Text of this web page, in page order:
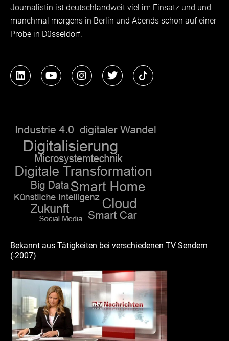
Journalistin ist deutschlandweit viel im Einsatz und und
manchmal morgens in Berlin und Abends schon auf einer
Probe in Düsseldorf.
L
i
k
i
n
Y
o
t
e
I
n
t
r
a
m
T
w
t
r
Bekannt aus Tätigkeiten bei verschiedenen TV Sendern
(-2007)